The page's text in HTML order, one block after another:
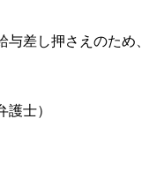
差し押さえのため、
護士）